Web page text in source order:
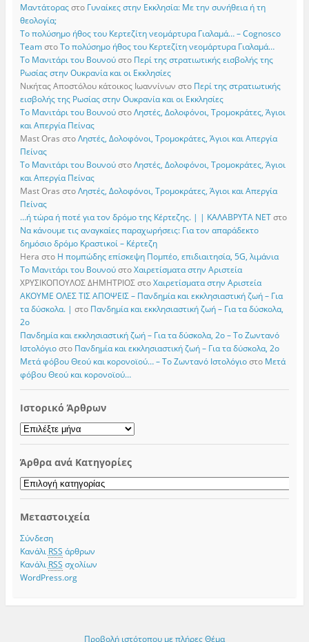
Μαντάτοραςστο Γυναίκες στην Εκκλησία: Με την συνήθεια ή τη
θεολογία;
Το πολύσημο ήθος του Κερτεζίτη νεομάρτυρα Γιαλαμά… – Cognosco
TeamστοΤο πολύσημο ήθος του Κερτεζίτη νεομάρτυρα Γιαλαμά…
Το Μανιτάρι του Βουνούστο Περί της στρατιωτικής εισβολής της
Ρωσίας στην Ουκρανία και οι Εκκλησίες
Νικήτας Αποστόλου κάτοικος Ιωαννίνων στο Περί της στρατιωτικής
εισβολής της Ρωσίας στην Ουκρανία και οι Εκκλησίες
Το Μανιτάρι του ΒουνούστοΛηστές, Δολοφόνοι, Τρομοκράτες, Άγιοι
και Απεργία Πείνας
Mast Oras στοΛηστές, Δολοφόνοι, Τρομοκράτες, Άγιοι και Απεργία
Πείνας
Το Μανιτάρι του ΒουνούστοΛηστές, Δολοφόνοι, Τρομοκράτες, Άγιοι
και Απεργία Πείνας
Mast Oras στοΛηστές, Δολοφόνοι, Τρομοκράτες, Άγιοι και Απεργία
Πείνας
…ή τώρα ή ποτέ για τον δρόμο της Κέρτεζης. | | ΚΑΛΑΒΡΥΤΑ ΝΕΤστο
Να κάνουμε τις αναγκαίες παραχωρήσεις: Για τον απαράδεκτο
δημόσιο δρόμο Κραστικοί – Κέρτεζη
Hera στο Η πομπώδης επίσκεψη Πομπέο, επιδιαιτησία, 5G, λιμάνια
Το Μανιτάρι του ΒουνούστοΧαιρετίσματα στην Αριστεία
ΧΡΥΣΙΚΟΠΟΥΛΟΣ ΔΗΜΗΤΡΙΟΣστοΧαιρετίσματα στην Αριστεία
ΑΚΟΥΜΕ ΟΛΕΣ ΤΙΣ ΑΠΟΨΕΙΣ – Πανδημία και εκκλησιαστική ζωή – Για
τα δύσκολα. | στο Πανδημία και εκκλησιαστική ζωή – Για τα δύσκολα,
2ο
Πανδημία και εκκλησιαστική ζωή – Για τα δύσκολα, 2ο – Το Zωντανό
Iστολόγιοστο Πανδημία και εκκλησιαστική ζωή – Για τα δύσκολα, 2ο
Μετά φόβου Θεού και κορονοϊού… – Το Zωντανό Iστολόγιοστο Μετά
φόβου Θεού και κορονοϊού…
Ιστορικό Άρθρων
Ιστορικό
Άρθρων
Άρθρα ανά Κατηγορίες
Άρθρα
ανά
Μεταστοιχεία
Σύνδεση
Κανάλι RSS άρθρων
Κανάλι RSS σχολίων
WordPress.org
Προβολή ιστότοπου με πλήρες Θέμα